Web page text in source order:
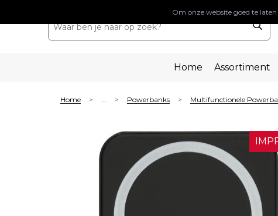
Home Assortiment
Home > ... > Powerbanks > Multifunctionele
Om onze website goed te